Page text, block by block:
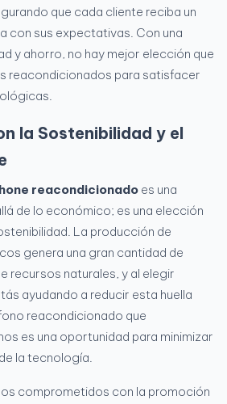
que cada cliente reciba un
con sus expectativas. Con una
y ahorro, no hay mejor elección que
reacondicionados para satisfacer
la Sostenibilidad y el
reacondicionado es una
de lo económico; es una elección
La producción de
genera una gran cantidad de
recursos naturales, y al elegir
ayudando a reducir esta huella
reacondicionado que
es una oportunidad para minimizar
la tecnología.
comprometidos con la promoción